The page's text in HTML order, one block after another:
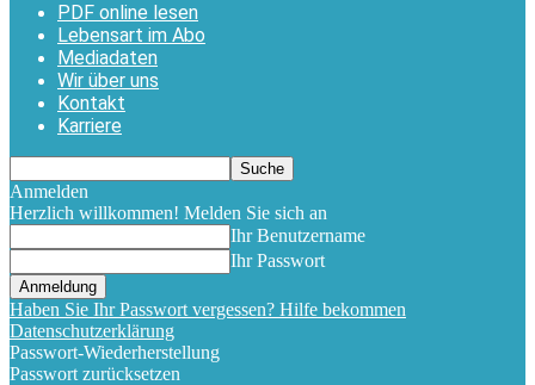
PDF online lesen
Lebensart im Abo
Mediadaten
Wir über uns
Kontakt
Karriere
Anmelden
Herzlich willkommen! Melden Sie sich an
Ihr Benutzername
Ihr Passwort
Haben Sie Ihr Passwort vergessen? Hilfe bekommen
Datenschutzerklärung
Passwort-Wiederherstellung
Passwort zurücksetzen